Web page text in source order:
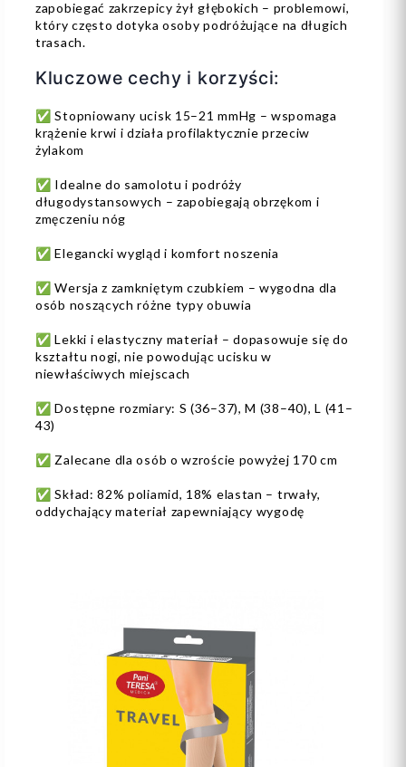
zapobiegać zakrzepicy żył głębokich – problemowi,
który często dotyka osoby podróżujące na długich
trasach.
Kluczowe cechy i korzyści:
✅ Stopniowany ucisk 15–21 mmHg – wspomaga
krążenie krwi i działa profilaktycznie przeciw
żylakom
✅ Idealne do samolotu i podróży
długodystansowych – zapobiegają obrzękom i
zmęczeniu nóg
✅ Elegancki wygląd i komfort noszenia
✅ Wersja z zamkniętym czubkiem – wygodna dla
osób noszących różne typy obuwia
✅ Lekki i elastyczny materiał – dopasowuje się do
kształtu nogi, nie powodując ucisku w
niewłaściwych miejscach
✅ Dostępne rozmiary: S (36–37), M (38–40), L (41–
43)
✅ Zalecane dla osób o wzroście powyżej 170 cm
✅ Skład: 82% poliamid, 18% elastan – trwały,
oddychający materiał zapewniający wygodę